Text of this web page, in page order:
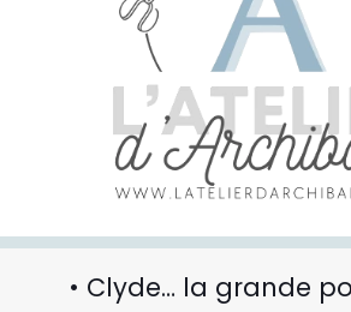
• Clyde… la grande